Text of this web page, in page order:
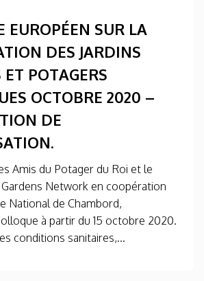
EUROPÉEN SUR LA
DES JARDINS
ET POTAGERS
OCTOBRE 2020 –
DE
Amis du Potager du Roi et le
Network en coopération
National de Chambord,
à partir du 15 octobre 2020.
conditions sanitaires,...